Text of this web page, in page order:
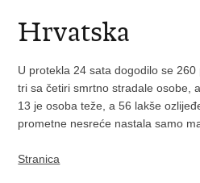
Hrvatska
U protekla 24 sata dogodilo se
tri sa četiri smrtno stradale osobe,
13 je osoba teže, a 56 lakše
prometne nesreće nastala samo
Stranica